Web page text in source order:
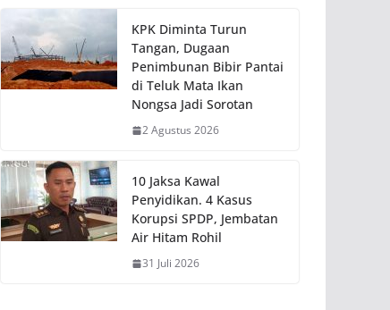
KPK Diminta Turun
Tangan, Dugaan
Penimbunan Bibir Pantai
di Teluk Mata Ikan
Nongsa Jadi Sorotan
2 Agustus 2026
10 Jaksa Kawal
Penyidikan. 4 Kasus
Korupsi SPDP, Jembatan
Air Hitam Rohil
31 Juli 2026